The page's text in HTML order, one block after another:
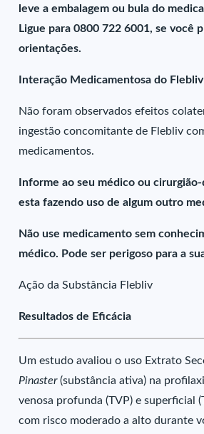
leve a embalagem ou bula do
Ligue para 0800 722 6001, se você
orientações.
Interação Medicamentosa do Flebliv
Não foram observados efeitos
ingestão concomitante de Flebliv
medicamentos.
Informe ao seu médico ou
esta fazendo uso de algum outro
Não use medicamento sem
médico. Pode ser perigoso para a
Ação da Substância Flebliv
Resultados de Eficácia
Um estudo avaliou o uso Extrato
Pinaster(substância ativa) na
venosa profunda (TVP) e superficial
com risco moderado a alto durante